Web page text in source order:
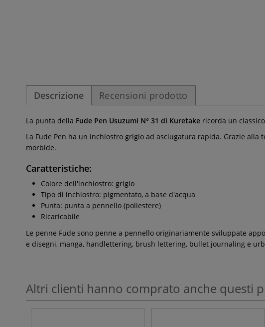
Descrizione Recensioni prodotto
La punta della Fude Pen Usuzumi N° 31 di Kuretake ricorda un
La Fude Pen ha un inchiostro grigio ad asciugatura rapida. Grazie
morbide.
Caratteristiche:
Colore dell'inchiostro: grigio
Tipo di inchiostro: pigmentato, a base d'acqua
Punta: punta a pennello (poliestere)
Ricaricabile
Le penne Fude sono penne a pennello originariamente sviluppate
e disegni, manga, handlettering, brush lettering, bullet journaling e
Altri clienti hanno comprato anche questi